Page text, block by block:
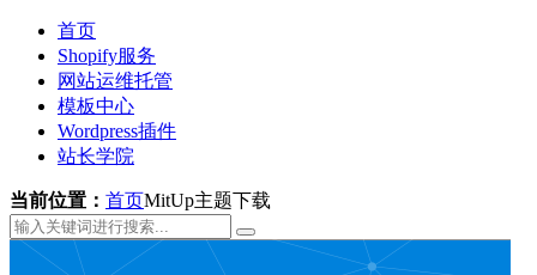
首页
Shopify服务
网站运维托管
模板中心
Wordpress插件
站长学院
当前位置： 首页MitUp主题下载